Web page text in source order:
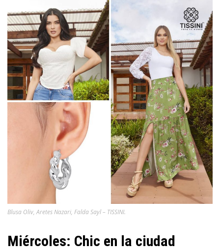
Blusa Oliv, Aretes Nazari, Falda Sayl – TISSINI.
Miércoles: Chic en la ciudad